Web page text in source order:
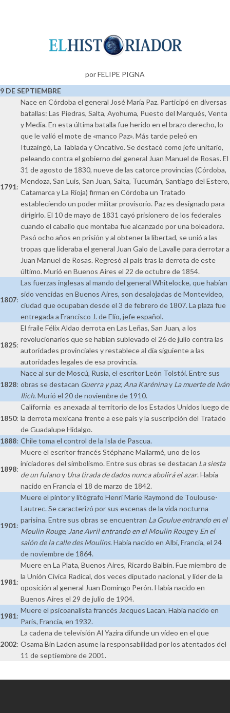
por FELIPE PIGNA
9 DE SEPTIEMBRE
1791:
Nace en Córdoba el general José María Paz. Participó en diversas
batallas: Las Piedras, Salta, Ayohuma, Puesto del Marqués, Venta
y Media. En esta última batalla fue herido en el brazo derecho, lo
que le valió el mote de «manco Paz». Más tarde peleó en
Ituzaingó, La Tablada y Oncativo. Se destacó como jefe unitario,
peleando contra el gobierno del general Juan Manuel de Rosas. El
31 de agosto de 1830, nueve de las catorce provincias (Córdoba,
Mendoza, San Luis, San Juan, Salta, Tucumán, Santiago del Estero,
Catamarca y La Rioja) firman en Córdoba un Tratado
estableciendo un poder militar provisorio. Paz es designado para
dirigirlo. El 10 de mayo de 1831 cayó prisionero de los federales
cuando el caballo que montaba fue alcanzado por una boleadora.
Pasó ocho años en prisión y al obtener la libertad, se unió a las
tropas que lideraba el general Juan Galo de Lavalle para derrotar a
Juan Manuel de Rosas. Regresó al país tras la derrota de este
último. Murió en Buenos Aires el 22 de octubre de 1854.
1807:
Las fuerzas inglesas al mando del general Whitelocke, que habían
sido vencidas en Buenos Aires, son desalojadas de Montevideo,
ciudad que ocupaban desde el 3 de febrero de 1807. La plaza fue
entregada a Francisco J. de Elío, jefe español.
1825:
El fraile Félix Aldao derrota en Las Leñas, San Juan, a los
revolucionarios que se habían sublevado el 26 de julio contra las
autoridades provinciales y restablece al día siguiente a las
autoridades legales de esa provincia.
1828:
Nace al sur de Moscú, Rusia, el escritor León Tolstói. Entre sus
obras se destacan Guerra y paz, Ana Karéninay La muerte de Iván
Ilich. Murió el 20 de noviembre de 1910.
1850:
California es anexada al territorio de los Estados Unidos luego de
la derrota mexicana frente a ese país y la suscripción del Tratado
de Guadalupe Hidalgo.
1888: Chile toma el control de la Isla de Pascua.
1898:
Muere el escritor francés Stéphane Mallarmé, uno de los
iniciadores del simbolismo. Entre sus obras se destacan La siesta
de un fulanoy Una tirada de dados nunca abolirá el azar. Había
nacido en Francia el 18 de marzo de 1842.
1901:
Muere el pintor y litógrafo Henri Marie Raymond de Toulouse-
Lautrec. Se caracterizó por sus escenas de la vida nocturna
parisina. Entre sus obras se encuentran La Goulue entrando en el
Moulin Rouge, Jane Avril entrando en el Moulin Rougey En el
salón de la calle des Moulins. Había nacido en Albi, Francia, el 24
de noviembre de 1864.
1981:
Muere en La Plata, Buenos Aires, Ricardo Balbín. Fue miembro de
la Unión Cívica Radical, dos veces diputado nacional, y líder de la
oposición al general Juan Domingo Perón. Había nacido en
Buenos Aires el 29 de julio de 1904.
1981:
Muere el psicoanalista francés Jacques Lacan. Había nacido en
París, Francia, en 1932.
2002:
La cadena de televisión Al Yazira difunde un vídeo en el que
Osama Bin Laden asume la responsabilidad por los atentados del
11 de septiembre de 2001.